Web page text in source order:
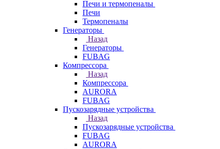
Печи и термопеналы
Печи
Термопеналы
Генераторы
Назад
Генераторы
FUBAG
Компрессора
Назад
Компрессора
AURORA
FUBAG
Пускозарядные устройства
Назад
Пускозарядные устройства
FUBAG
AURORA